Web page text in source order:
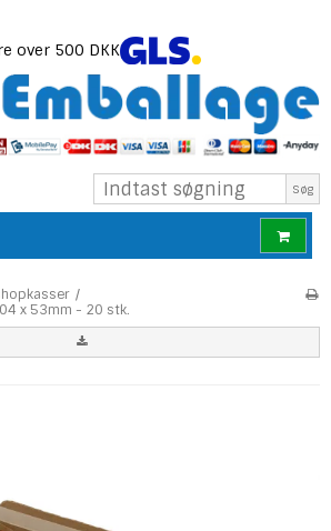
over 500 DKK
Søg
/
x 53mm - 20 stk.